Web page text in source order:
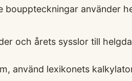
bouppteckningar använder
och årets sysslor till
använd lexikonets